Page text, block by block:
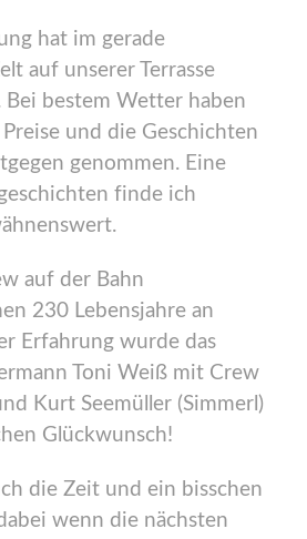
hat im gerade
auf unserer Terrasse
bestem Wetter haben
und die Geschichten
genommen. Eine
finde ich
auf der Bahn
230 Lebensjahre an
Erfahrung wurde das
Toni Weiß mit Crew
Kurt Seemüller (Simmerl)
Glückwunsch!
die Zeit und ein bisschen
wenn die nächsten